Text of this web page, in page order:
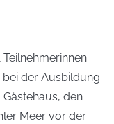
der Ausbildung.
den
Meer vor der